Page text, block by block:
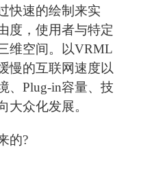
快速的绘制来实
度，使用者与特定
维空间。以VRML
慢的互联网速度以
、Plug-in容量、技
大众化发展。
的?